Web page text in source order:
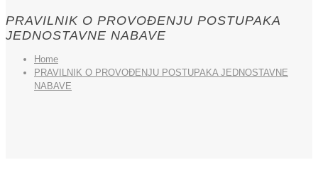
PRAVILNIK O PROVOĐENJU POSTUPAKA
JEDNOSTAVNE NABAVE
Home
PRAVILNIK O PROVOĐENJU POSTUPAKA JEDNOSTAVNE
NABAVE